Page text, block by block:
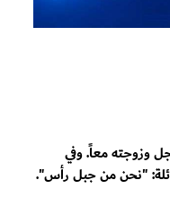
وزوجته معاً. وفي
"نحن من جبل رأس".